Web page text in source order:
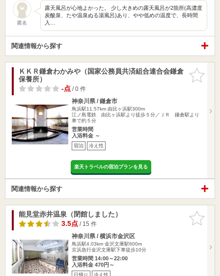
匿名
露天風呂が心地よかった。 少し大きめの露天風呂が2箇所(高濃度
炭酸泉、たや温泉ぬる湯風呂)あり、やや低めの温度で、長時間
入…
関連情報から探す
お気に入
りに追加
ＫＫＲ鎌倉わかみや（国家公務員共済組合連合会鎌倉
保養所）
-点/ 0 件
神奈川県 / 鎌倉市
鳥浜駅11.57km 由比ヶ浜駅300m
江ノ島電鉄 由比ヶ浜駅より徒歩５分／ＪＲ 鎌倉駅より
車で約５分
営業時間
入浴料金 ～
宿泊 冷え性
楽天トラベルの宿泊プランを見る
関連情報から探す
お気に入
りに追加
能見堂赤井温泉（閉館しました）
3.5点/ 15 件
神奈川県 / 横浜市金沢区
鳥浜駅4.03km 金沢文庫駅600m
京浜急行金沢文庫駅下車徒歩10分
営業時間 14:00～22:00
入浴料金 470円～
日帰り 冷え性